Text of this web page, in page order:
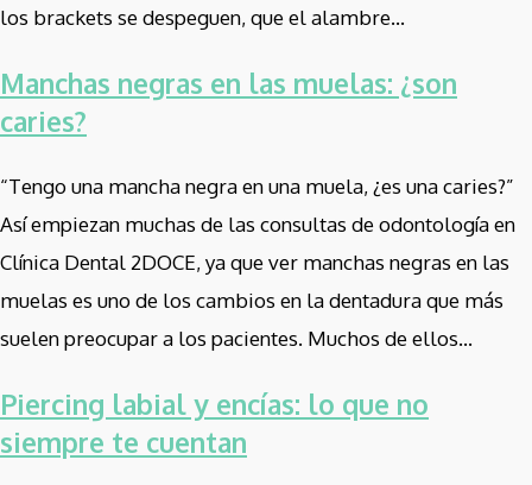
los brackets se despeguen, que el alambre...
Manchas negras en las muelas: ¿son
caries?
“Tengo una mancha negra en una muela, ¿es una caries?”
Así empiezan muchas de las consultas de odontología en
Clínica Dental 2DOCE, ya que ver manchas negras en las
muelas es uno de los cambios en la dentadura que más
suelen preocupar a los pacientes. Muchos de ellos...
Piercing labial y encías: lo que no
siempre te cuentan